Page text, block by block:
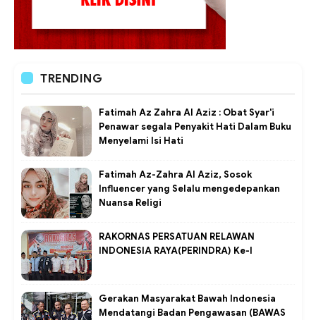
TRENDING
Fatimah Az Zahra Al Aziz : Obat Syar'i
Penawar segala Penyakit Hati Dalam Buku
Menyelami Isi Hati
Fatimah Az-Zahra Al Aziz, Sosok
Influencer yang Selalu mengedepankan
Nuansa Religi
RAKORNAS PERSATUAN RELAWAN
INDONESIA RAYA(PERINDRA) Ke-I
Gerakan Masyarakat Bawah Indonesia
Mendatangi Badan Pengawasan (BAWAS